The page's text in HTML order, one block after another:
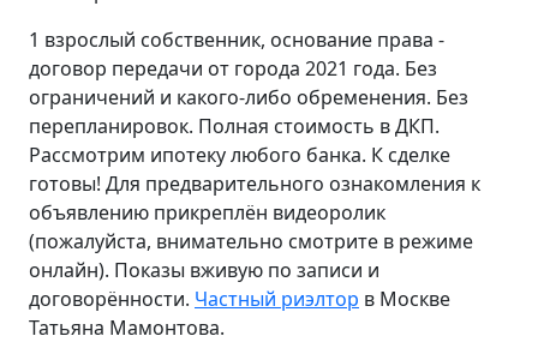
1 взрослый собственник, основание права -
договор передачи от города 2021 года. Без
ограничений и какого-либо обременения. Без
перепланировок. Полная стоимость в ДКП.
Рассмотрим ипотеку любого банка. К сделке
готовы! Для предварительного ознакомления к
объявлению прикреплён видеоролик
(пожалуйста, внимательно смотрите в режиме
онлайн). Показы вживую по записи и
договорённости. Частный риэлтор в Москве
Татьяна Мамонтова.